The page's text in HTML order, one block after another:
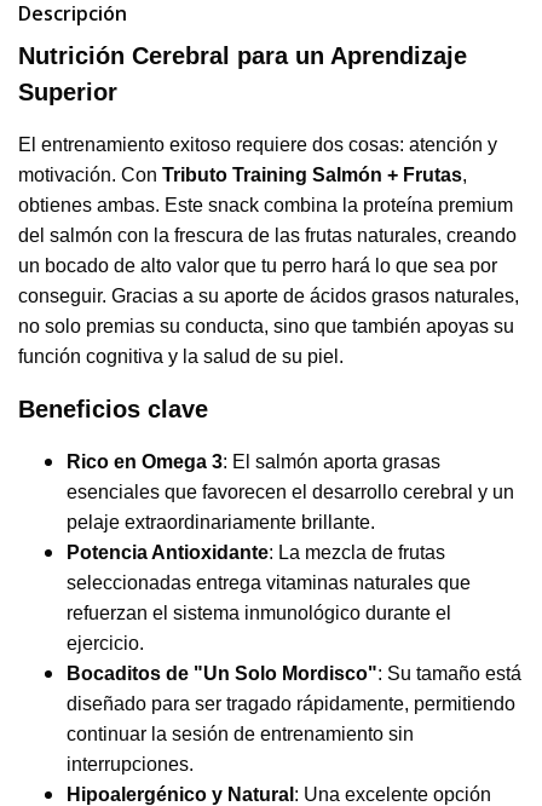
Descripción
Nutrición Cerebral para un Aprendizaje
Superior
El entrenamiento exitoso requiere dos cosas: atención y
motivación. Con Tributo Training Salmón + Frutas,
obtienes ambas. Este snack combina la proteína premium
del salmón con la frescura de las frutas naturales, creando
un bocado de alto valor que tu perro hará lo que sea por
conseguir. Gracias a su aporte de ácidos grasos naturales,
no solo premias su conducta, sino que también apoyas su
función cognitiva y la salud de su piel.
Beneficios clave
Rico en Omega 3: El salmón aporta grasas
esenciales que favorecen el desarrollo cerebral y un
pelaje extraordinariamente brillante.
Potencia Antioxidante: La mezcla de frutas
seleccionadas entrega vitaminas naturales que
refuerzan el sistema inmunológico durante el
ejercicio.
Bocaditos de "Un Solo Mordisco": Su tamaño está
diseñado para ser tragado rápidamente, permitiendo
continuar la sesión de entrenamiento sin
interrupciones.
Hipoalergénico y Natural : Una excelente opción